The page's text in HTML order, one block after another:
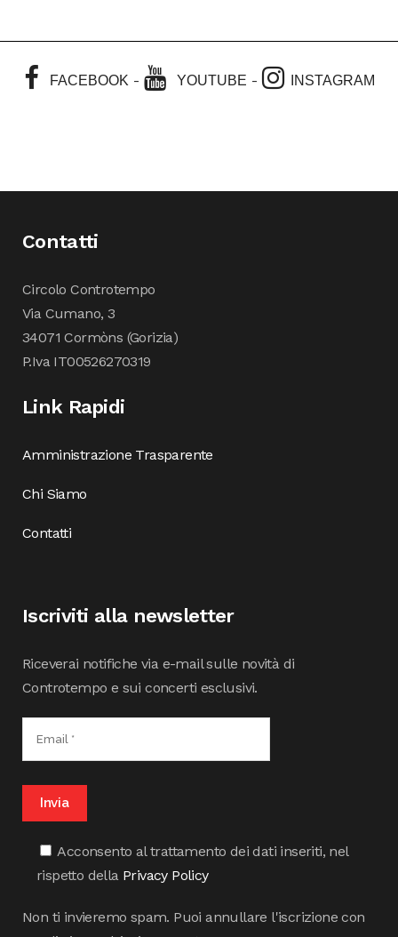
FACEBOOK - YOUTUBE - INSTAGRAM
Contatti
Circolo Controtempo
Via Cumano, 3
34071 Cormòns (Gorizia)
P.Iva IT00526270319
Link Rapidi
Amministrazione Trasparente
Chi Siamo
Contatti
Iscriviti alla newsletter
Riceverai notifiche via e-mail sulle novità di
Controtempo e sui concerti esclusivi.
Acconsento al trattamento dei dati inseriti, nel
rispetto della Privacy Policy
Non ti invieremo spam. Puoi annullare l'iscrizione con